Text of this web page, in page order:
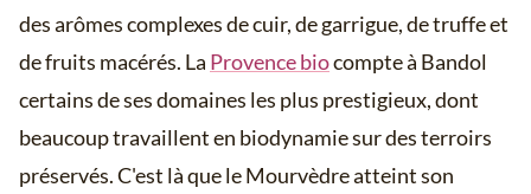
des arômes complexes de cuir, de garrigue, de truffe et
de fruits macérés. La Provence biocompte à Bandol
certains de ses domaines les plus prestigieux, dont
beaucoup travaillent en biodynamie sur des terroirs
préservés. C'est là que le Mourvèdre atteint son